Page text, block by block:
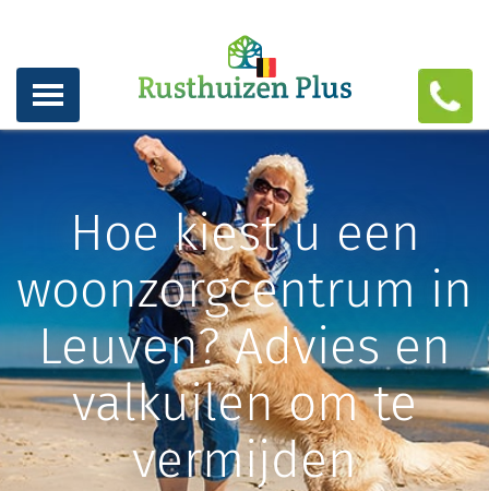
Hoe kiest u een
woonzorgcentrum in
Leuven? Advies en
valkuilen om te
vermijden